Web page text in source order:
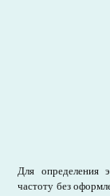
Для определения
частоту без